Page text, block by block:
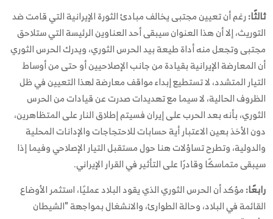
ثالثًا:رغم أن تعيين مجتبى يخالف مبادئ الثورة الإيرانية التي قامت ضد
التوريث، إلا أن هذا العنوان سيبقى أحد العناوين الرئيسة التي ستلاحق
مجتبى وتجعل منه أداة طيعة بيد الحرس الثوري، ويدرك الحرس الثوري
أن المعارضة الإيرانية بقيادة من جانب الإصلاحيين أو حتى من أوساط
التيار المتشدد، لا تستطيع إبداء مواقف معارضة لهذا التعيين في ظل
الظروف الحالية، لا سيما مع تهديدات صدرت عن قيادات من الحرس
الثوري، بأنه بعد الحرب على إيران فسيتم إطلاق النار على المتظاهرين،
دون الأخذ بعين الاعتبار أية حسابات للاحتجاجات والإدانات المحلية
والدولية، وتطرح تساؤلات هنا حول مستقبل التيار الإصلاحي وفيما إذا
سيبقى متماسكًا وقادرًا على التأثير في القرار الإيراني.
رابعًا:مؤكد أن الحرس الثوري الذي يقود البلاد عمليًا، استثمر الأوضاع
القائمة في البلاد، وحالة الطوارئ، والانشغال بمواجهة "الشيطان